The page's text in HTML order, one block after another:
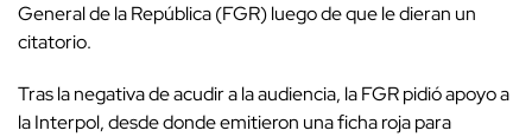
General de la República (FGR) luego de que le dieran un
citatorio.
Tras la negativa de acudir a la audiencia, la FGR pidió apoyo a
la Interpol, desde donde emitieron una ficha roja para